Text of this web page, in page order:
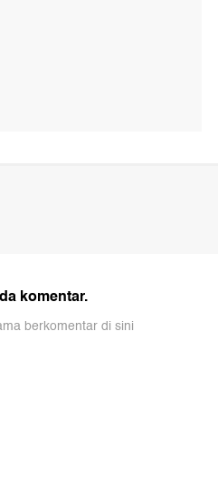
komentar.
berkomentar di sini